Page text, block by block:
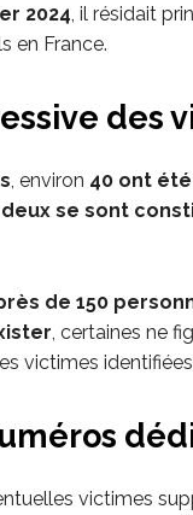
2024 , il résidait
en France.
des
, environ 40 ont
se sont
de 150
, certaines ne
victimes
victimes